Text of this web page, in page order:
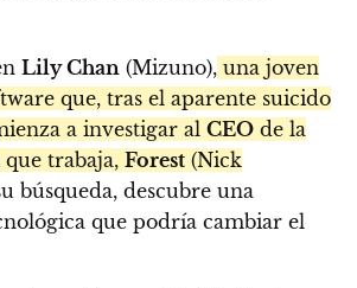
Lily Chan (Mizuno), una joven
que, tras el aparente suicido
a investigar al CEO de la
trabaja, Forest (Nick
búsqueda, descubre una
que podría cambiar el